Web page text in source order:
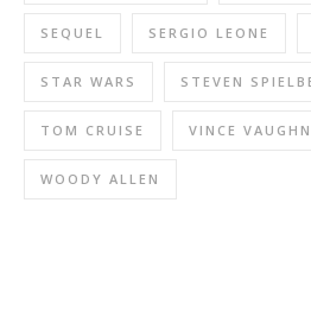
SEQUEL SERGIO LEONE
STAR WARS STEVEN
TOM CRUISE VINCE VAUGHN
WOODY ALLEN